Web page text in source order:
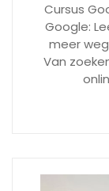
Cursus
Google:
meer
Van